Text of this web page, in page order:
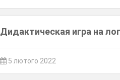
Дидактическая игра на
5 лютого 2022